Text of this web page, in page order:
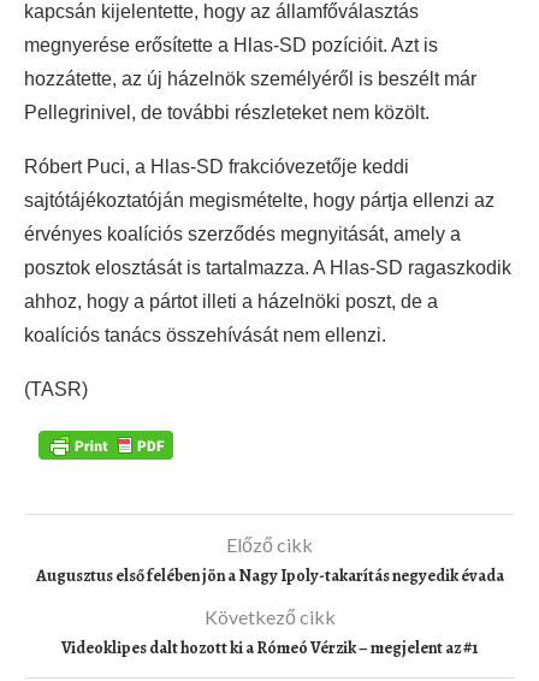
kapcsán kijelentette, hogy az államfőválasztás
megnyerése erősítette a Hlas-SD pozícióit. Azt is
hozzátette, az új házelnök személyéről is beszélt már
Pellegrinivel, de további részleteket nem közölt.
Róbert Puci, a Hlas-SD frakcióvezetője keddi
sajtótájékoztatóján megismételte, hogy pártja ellenzi az
érvényes koalíciós szerződés megnyitását, amely a
posztok elosztását is tartalmazza. A Hlas-SD ragaszkodik
ahhoz, hogy a pártot illeti a házelnöki poszt, de a
koalíciós tanács összehívását nem ellenzi.
(TASR)
Előző cikk
Augusztus első felében jön a Nagy Ipoly-takarítás negyedik évada
Következő cikk
Videoklipes dalt hozott ki a Rómeó Vérzik – megjelent az #1